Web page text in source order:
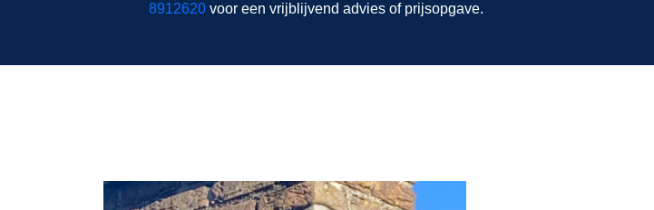
8912620 voor een vrijblijvend advies of prijsopgave.